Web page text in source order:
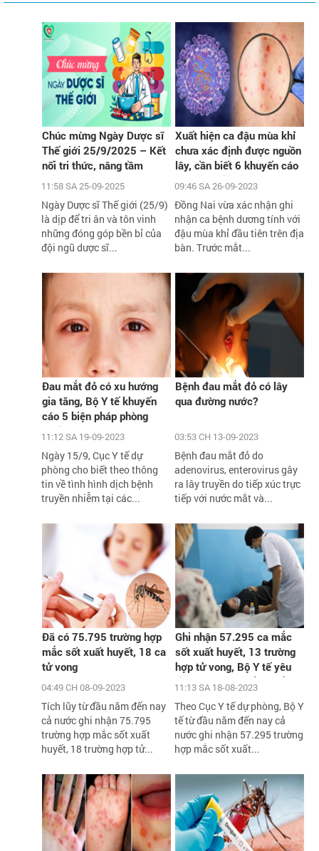
Chúc mừng Ngày Dược sĩ
Thế giới 25/9/2025 – Kết
nối tri thức, nâng tầm
chăm sóc sức khỏe cộng
11:58 SA 25-09-2025
Ngày Dược sĩ Thế giới (25/9)
là dịp để tri ân và tôn vinh
những đóng góp bền bỉ của
đội ngũ dược sĩ...
Xuất hiện ca đậu mùa khỉ
chưa xác định được nguồn
lây, cần biết 6 khuyến cáo
phòng chống dịch của Bộ Y
09:46 SA 26-09-2023
Đồng Nai vừa xác nhận ghi
nhận ca bệnh dương tính với
đậu mùa khỉ đầu tiên trên địa
bàn. Trước mắt...
Đau mắt đỏ có xu hướng
gia tăng, Bộ Y tế khuyến
cáo 5 biện pháp phòng
chống
11:12 SA 19-09-2023
Ngày 15/9, Cục Y tế dự
phòng cho biết theo thông
tin về tình hình dịch bệnh
truyền nhiễm tại các...
Bệnh đau mắt đỏ có lây
qua đường nước?
03:53 CH 13-09-2023
Bệnh đau mắt đỏ do
adenovirus, enterovirus gây
ra lây truyền do tiếp xúc trực
tiếp với nước mắt và...
Đã có 75.795 trường hợp
mắc sốt xuất huyết, 18 ca
tử vong
04:49 CH 08-09-2023
Tích lũy từ đầu năm đến nay
cả nước ghi nhận 75.795
trường hợp mắc sốt xuất
huyết, 18 trường hợp tử...
Ghi nhận 57.295 ca mắc
sốt xuất huyết, 13 trường
hợp tử vong, Bộ Y tế yêu
cầu xử lý triệt để các ổ
11:13 SA 18-08-2023
Theo Cục Y tế dự phòng, Bộ Y
tế từ đầu năm đến nay cả
nước ghi nhận 57.295 trường
hợp mắc sốt xuất...